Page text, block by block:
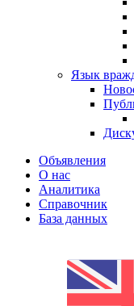
Язык
Объявления
О нас
Аналитика
Справочник
База данных